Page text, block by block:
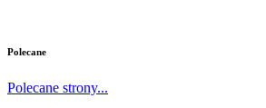
Polecane
Polecane strony...